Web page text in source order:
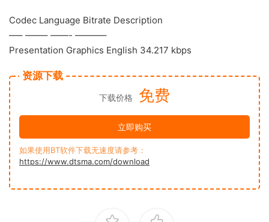
Codec Language Bitrate Description
—– ——– ——- ———–
Presentation Graphics English 34.217 kbps
资源下载
下载价格 免费
立即购买
如果使用BT软件下载无速度请参考：
https://www.dtsma.com/download